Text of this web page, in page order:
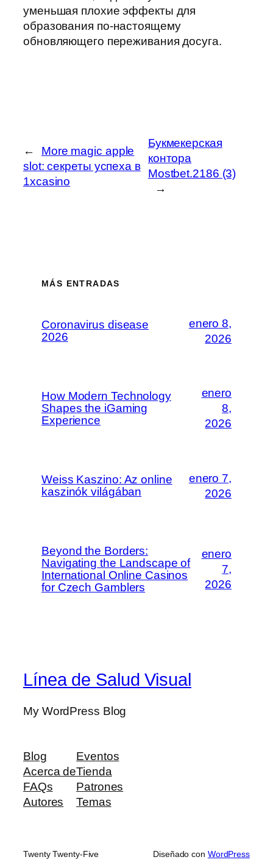
уменьшая плохие эффекты для
образования по-настоящему
обновляющего переживания досуга.
←
More magic apple
slot: секреты успеха в
1xcasino
Букмекерская
контора
Mostbet.2186 (3)
→
MÁS ENTRADAS
Coronavirus disease
2026
enero 8,
2026
How Modern Technology
Shapes the iGaming
Experience
enero
8,
2026
Weiss Kaszino: Az online
kaszinók világában
enero 7,
2026
Beyond the Borders:
Navigating the Landscape of
International Online Casinos
for Czech Gamblers
enero
7,
2026
Línea de Salud Visual
My WordPress Blog
Blog
Acerca de
FAQs
Autores
Eventos
Tienda
Patrones
Temas
Twenty Twenty-Five Diseñado con WordPress